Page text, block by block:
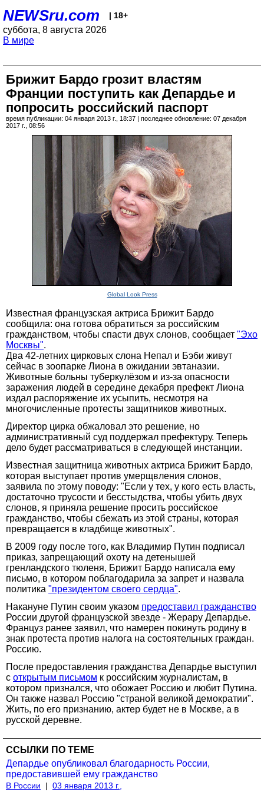
NEWSru.com | 18+
суббота, 8 августа 2026
В мире
Брижит Бардо грозит властям
Франции поступить как Депардье и
попросить российский паспорт
время публикации: 04 января 2013 г., 18:37 | последнее обновление: 07 декабря
2017 г., 08:56
Global Look Press
Известная французская актриса Брижит Бардо
сообщила: она готова обратиться за российским
гражданством, чтобы спасти двух слонов, сообщает "Эхо
Москвы".
Два 42-летних цирковых слона Непал и Бэби живут
сейчас в зоопарке Лиона в ожидании эвтаназии.
Животные больны туберкулёзом и из-за опасности
заражения людей в середине декабря префект Лиона
издал распоряжение их усыпить, несмотря на
многочисленные протесты защитников животных.
Директор цирка обжаловал это решение, но
административный суд поддержал префектуру. Теперь
дело будет рассматриваться в следующей инстанции.
Известная защитница животных актриса Брижит Бардо,
которая выступает против умерщвления слонов,
заявила по этому поводу: "Если у тех, у кого есть власть,
достаточно трусости и бесстыдства, чтобы убить двух
слонов, я приняла решение просить российское
гражданство, чтобы сбежать из этой страны, которая
превращается в кладбище животных".
В 2009 году после того, как Владимир Путин подписал
приказ, запрещающий охоту на детенышей
гренландского тюленя, Брижит Бардо написала ему
письмо, в котором поблагодарила за запрет и назвала
политика "президентом своего сердца".
Накануне Путин своим указом предоставил гражданство
России другой французской звезде - Жерару Депардье.
Француз ранее заявил, что намерен покинуть родину в
знак протеста против налога на состоятельных граждан.
Россию.
После предоставления гражданства Депардье выступил
с открытым письмом к российским журналистам, в
котором признался, что обожает Россию и любит Путина.
Он также назвал Россию "страной великой демократии".
Жить, по его признанию, актер будет не в Москве, а в
русской деревне.
ССЫЛКИ ПО ТЕМЕ
Депардье опубликовал благодарность России,
предоставившей ему гражданство
В России | 03 января 2013 г.,